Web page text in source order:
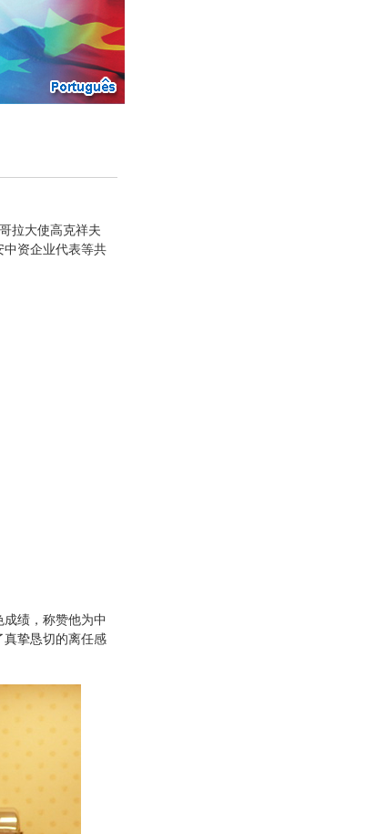
拉大使高克祥夫
中资企业代表等共
绩，称赞他为中
真挚恳切的离任感